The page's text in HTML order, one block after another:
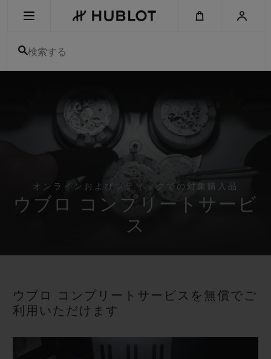
検索する
オンラインおよびブティックでの対象購入品
ウブロ コンプリートサービ
ス
ウブロ コンプリートサービスを無償でご
利用いただけます
最近の検索はありません
サマー マルチカラーセラ
ミック
ピーチセラミック
エッセンシャル